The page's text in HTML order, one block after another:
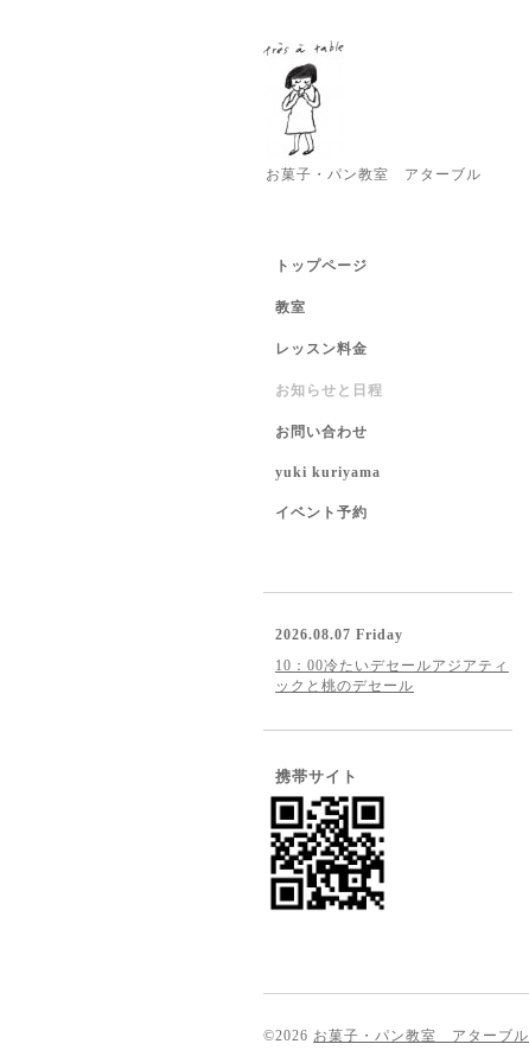
お菓子・パン教室 アターブル
トップページ
教室
レッスン料金
お知らせと日程
お問い合わせ
yuki kuriyama
イベント予約
2026.08.07 Friday
10：00冷たいデセールアジアティ
ックと桃のデセール
携帯サイト
©2026 お菓子・パン教室 アターブル